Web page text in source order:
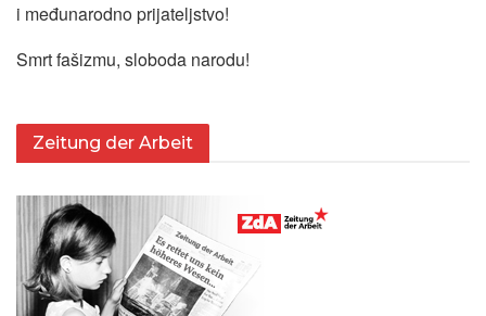
i međunarodno prijateljstvo!
Smrt fašizmu, sloboda narodu!
Zeitung der Arbeit